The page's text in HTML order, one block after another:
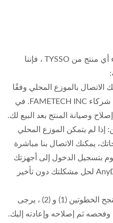
إذا كان لديك أي مشكلة بعد شراء أي منتج من TYSSO ، فإننا
الاتصال بالموزع المحلي وفقًا
لموقعك. الموزعون المحليون هم شركاء FAMETECH INC. في
وصيانة المنتج بعد البيع لك.
إذا لم يتمكن الموزع المحلي
يمكنك الاتصال بنا مباشرة
بتسجيل الدخول إلى أجهزتك
عبر برنامج TeamViewer أو AnyDesk لحل مشكلتك دون تأخير
(3) قم بإعادة الجهاز إلينا: إذا لم تنجح الخطوتين (1) و (2) ، يرجى
وفحصه ثم إصلاحه وإعادته إليك.